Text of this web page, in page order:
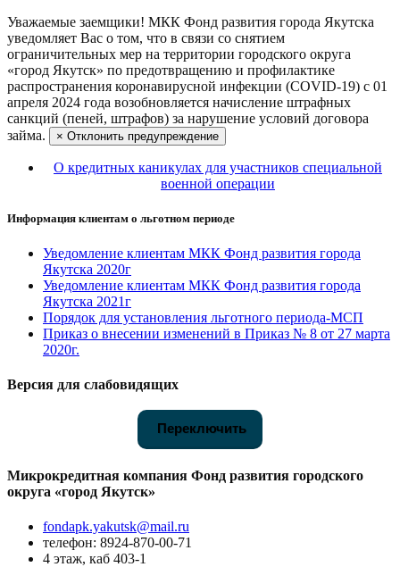
Уважаемые заемщики! МКК Фонд развития города Якутска
уведомляет Вас о том, что в связи со снятием
ограничительных мер на территории городского округа
«город Якутск» по предотвращению и профилактике
распространения коронавирусной инфекции (COVID-19) с 01
апреля 2024 года возобновляется начисление штрафных
санкций (пеней, штрафов) за нарушение условий договора
займа.
× Отклонить предупреждение
О кредитных каникулах для участников специальной
военной операции
Информация клиентам о льготном периоде
Уведомление клиентам МКК Фонд развития города
Якутска 2020г
Уведомление клиентам МКК Фонд развития города
Якутска 2021г
Порядок для установления льготного периода-МСП
Приказ о внесении изменений в Приказ № 8 от 27 марта
2020г.
Версия для слабовидящих
Переключить
Микрокредитная компания Фонд развития городского
округа «город Якутск»
fondapk.yakutsk@mail.ru
телефон: 8924-870-00-71
4 этаж, каб 403-1